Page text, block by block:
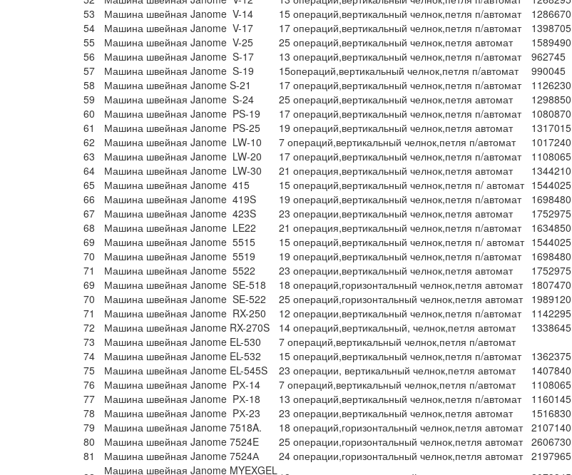
53
Машина швейная Janome V-14 15 операций,вертикальный челнок,петля п/автомат
1286670
54
Машина швейная Janome V-17 17 операций,вертикальный челнок,петля п/автомат
1398705
55
Машина швейная Janome V-25 25 операций,вертикальный челнок,петля автомат
1589490
56
Машина швейная Janome S-17 13 операций,вертикальный челнок,петля п/автомат
962745
57
Машина швейная Janome S-19 15операций,вертикальный челнок,петля п/автомат
990045
58
Машина швейная Janome S-21 17 операций,вертикальный челнок,петля п/автомат
1126230
59
Машина швейная Janome S-24 25 операций,вертикальный челнок,петля автомат
1298850
60
Машина швейная Janome PS-19 17 операций,вертикальный челнок,петля п/автомат
1080870
61
Машина швейная Janome PS-25 19 операций,вертикальный челнок,петля автомат
1317015
62
Машина швейная Janome LW-10 7 операций,вертикальный челнок,петля п/автомат
1017240
63
Машина швейная Janome LW-20 17 операций,вертикальный челнок,петля п/автомат
1108065
64
Машина швейная Janome LW-30 21 операция,вертикальный челнок,петля автомат
1344210
65
Машина швейная Janome 415 15 операций,вертикальный челнок,петля п/ автомат 1544025
66
Машина швейная Janome 419S 19 операций,вертикальный челнок,петля п/автомат
1698480
67
Машина швейная Janome 423S 23 операции,вертикальный челнок,петля автомат
1752975
68
Машина швейная Janome LE22 21 операция,вертикальный челнок,петля п/автомат
1634850
69
Машина швейная Janome 5515 15 операций,вертикальный челнок,петля п/ автомат 1544025
70
Машина швейная Janome 5519 19 операций,вертикальный челнок,петля п/автомат
1698480
71
Машина швейная Janome 5522 23 операции,вертикальный челнок,петля автомат
1752975
69
Машина швейная Janome SE-518 18 операций,горизонтальный челнок,петля автомат
1807470
70
Машина швейная Janome SE-522 25 операций,горизонтальный челнок,петля автомат
1989120
71
Машина швейная Janome RX-250 12 операции,вертикальный челнок,петля п/автомат
1142295
72
Машина швейная Janome RX-270S 14 операций,вертикальный, челнок,петля автомат
1338645
73
Машина швейная Janome EL-530
7 операций,вертикальный челнок,петля п/автомат
74
Машина швейная Janome EL-532 15 операций,вертикальный челнок,петля п/автомат
1362375
75
Машина швейная Janome EL-545S 23 операции, вертикальный челнок,петля автомат
1407840
76
Машина швейная Janome PХ-14 7 операций,вертикальный челнок,петля п/автомат
1108065
77
Машина швейная Janome PХ-18 13 операций,вертикальный челнок,петля п/автомат
1160145
78
Машина швейная Janome PХ-23 23 операции,вертикальный челнок,петля автомат
1516830
79
Машина швейная Janome 7518A. 18 операций,горизонтальный челнок,петля автомат 2107140
80
Машина швейная Janome 7524E 25 операции,горизонтальный челнок,петля автомат 2606730
81
Машина швейная Janome 7524А 24 операции,горизонтальный челнок,петля автомат 2197965
Машина швейная Janome MYEXGEL